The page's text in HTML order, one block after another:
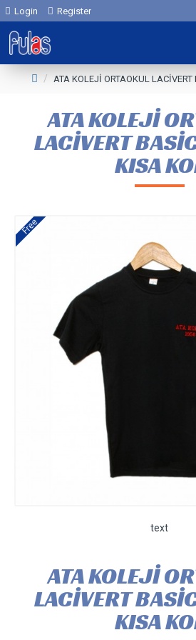
Login Register
ATA KOLEJİ ORTAOKUL
ATA KOLEJİ
LACİVERT
KISA
Free
text
ATA KOLEJİ
LACİVERT
KISA